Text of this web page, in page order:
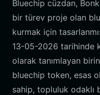
Bluechip cüzdan,
bir türev proje olan
kurmak için
13-05-2026 tarihinde
olarak tanımlayan
bluechip token, esas
sahip, topluluk